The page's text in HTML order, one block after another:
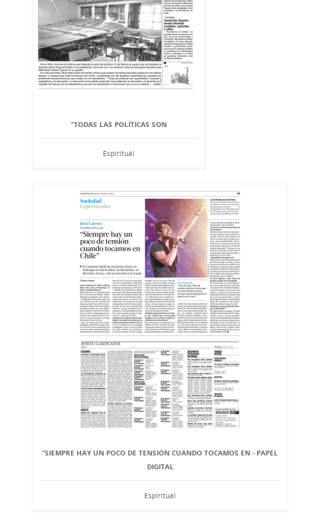
“TODAS LAS POLÍTICAS SON
Espiritual
“SIEMPRE HAY UN POCO DE TENSIÓN CUANDO TOCAMOS EN - PAPEL
DIGITAL
Espiritual